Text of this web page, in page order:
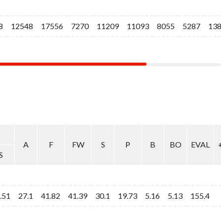
12548 17556 7270 11209 11093 8055 5287
12548 17556 7270 11209 11093 8055 5287
A
F FW S P B BO EVAL
27.1 41.82 41.39 30.1 19.73 5.16 5.13 155.4
A
F FW S P B BO EVAL
27.1 41.82 41.39 30.1 19.73 5.16 5.13 155.4